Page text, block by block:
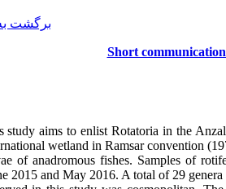
برگشت
Short
study aims to enlist Rotatoria in the
wetland in Ramsar convention
of anadromous fishes. Samples of
2015 and May 2016. A total of 29